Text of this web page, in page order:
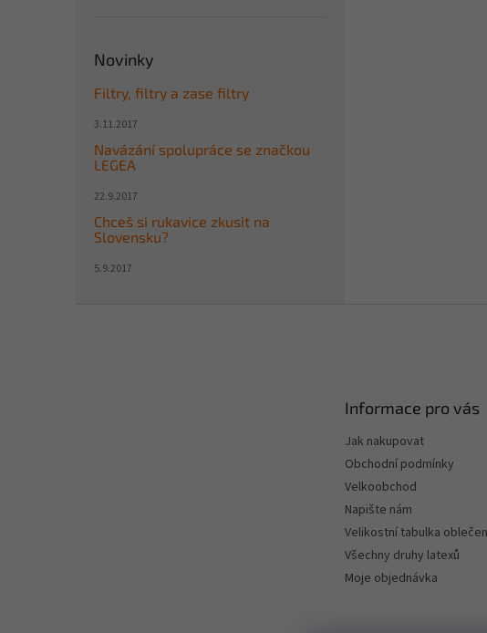
Novinky
Filtry, filtry a zase filtry
3.11.2017
Navázání spolupráce se značkou
LEGEA
22.9.2017
Chceš si rukavice zkusit na
Slovensku?
5.9.2017
Informace pro vás
Jak nakupovat
Obchodní podmínky
Velkoobchod
Napište nám
Velikostní tabulka
Všechny druhy latexů
Moje objednávka